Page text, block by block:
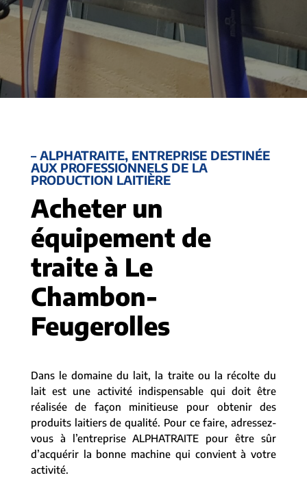
– ALPHATRAITE, ENTREPRISE DESTINÉE
AUX PROFESSIONNELS DE LA
PRODUCTION LAITIÈRE
Acheter un
équipement de
traite à Le
Chambon-
Feugerolles
Dans le domaine du lait, la traite ou la récolte du
lait est une activité indispensable qui doit être
réalisée de façon minitieuse pour obtenir des
produits laitiers de qualité. Pour ce faire, adressez-
vous à l’entreprise ALPHATRAITE pour être sûr
d’acquérir la bonne machine qui convient à votre
activité.